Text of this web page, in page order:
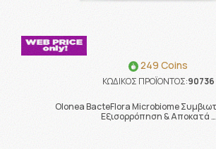
249 Coins
ΚΩΔΙΚΟΣ ΠΡΟΪΟΝΤΟΣ:90736
Olonea BacteFlora Microbiome
Εξισορρόπηση & Αποκατά …